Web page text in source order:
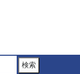
検索